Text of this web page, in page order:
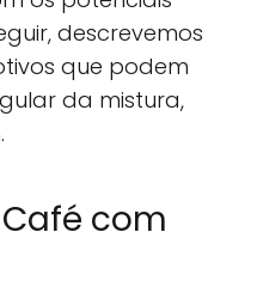
descrevemos
que podem
da mistura,
com